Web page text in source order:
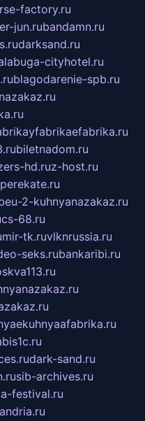
factory.ru
jun.rubandamn.ru
darksand.ru
cityhotel.ru
blagodarenie-spb.ru
biletnadom.ru
hd.ruz-host.ru
2-kuhnyanazakaz.ru
cs-68.ru
mir-tk.ruvlknrussia.ru
seks.rubankaribi.ru
dark-sand.ru
sib-archives.ru
festival.ru